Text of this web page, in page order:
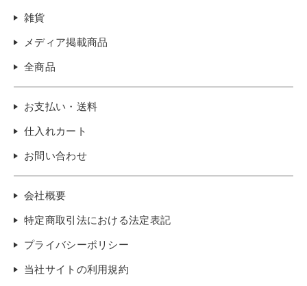
雑貨
メディア掲載商品
全商品
お支払い・送料
仕入れカート
お問い合わせ
会社概要
特定商取引法における法定表記
プライバシーポリシー
当社サイトの利用規約